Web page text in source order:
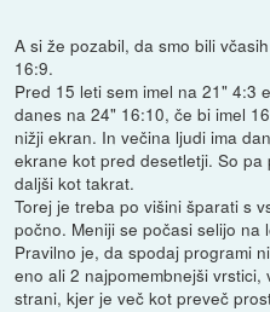
A si že pozabil, da smo bili
16:9.
Pred 15 leti sem imel na 21" 4:3
danes na 24" 16:10, če bi imel
nižji ekran. In večina ljudi ima
ekrane kot pred desetletji. So
daljši kot takrat.
Torej je treba po višini šparati s
počno. Meniji se počasi selijo na
Pravilno je, da spodaj programi
eno ali 2 najpomembnejši
strani, kjer je več kot preveč